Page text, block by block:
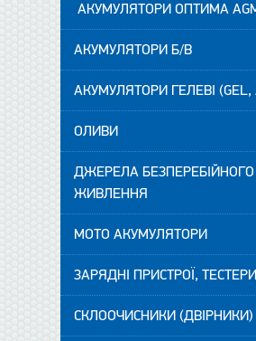
АКУМУЛЯТОРИ ОПТИМА
АКУМУЛЯТОРИ Б/В
АКУМУЛЯТОРИ ГЕЛЕВІ (GEL,
ОЛИВИ
ДЖЕРЕЛА БЕЗПЕРЕБІЙНОГО
ЖИВЛЕННЯ
МОТО АКУМУЛЯТОРИ
ЗАРЯДНІ ПРИСТРОЇ, ТЕСТЕРИ
СКЛООЧИСНИКИ (ДВІРНИКИ)